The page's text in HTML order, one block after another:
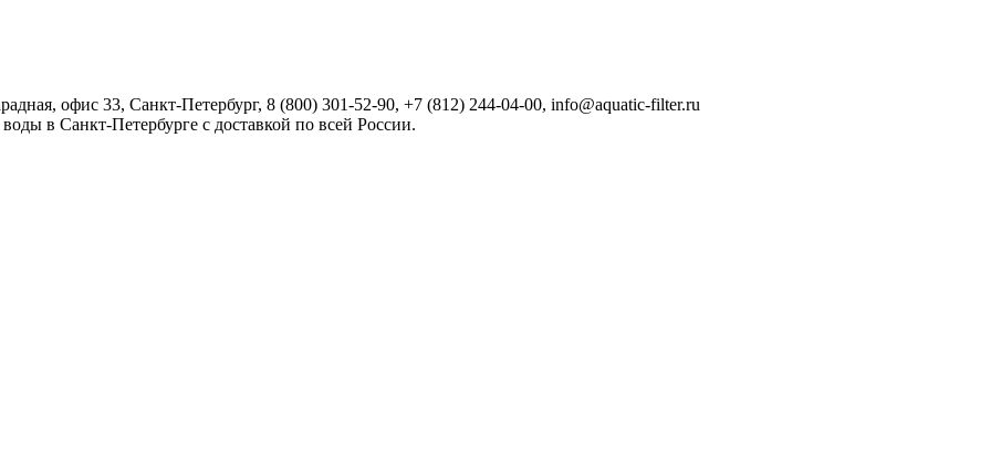
офис 33, Санкт-Петербург, 8 (800) 301-52-90, +7 (812) 244-04-00, info@aquatic-filter.ru
в Санкт-Петербурге с доставкой по всей России.